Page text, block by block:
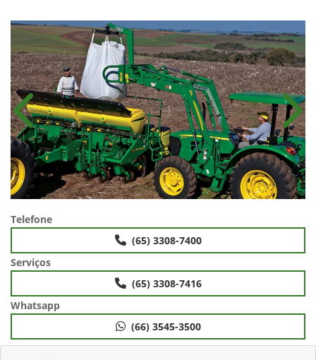
Anterior
Telefone
(65) 3308-7400
Serviços
(65) 3308-7416
Whatsapp
(66) 3545-3500